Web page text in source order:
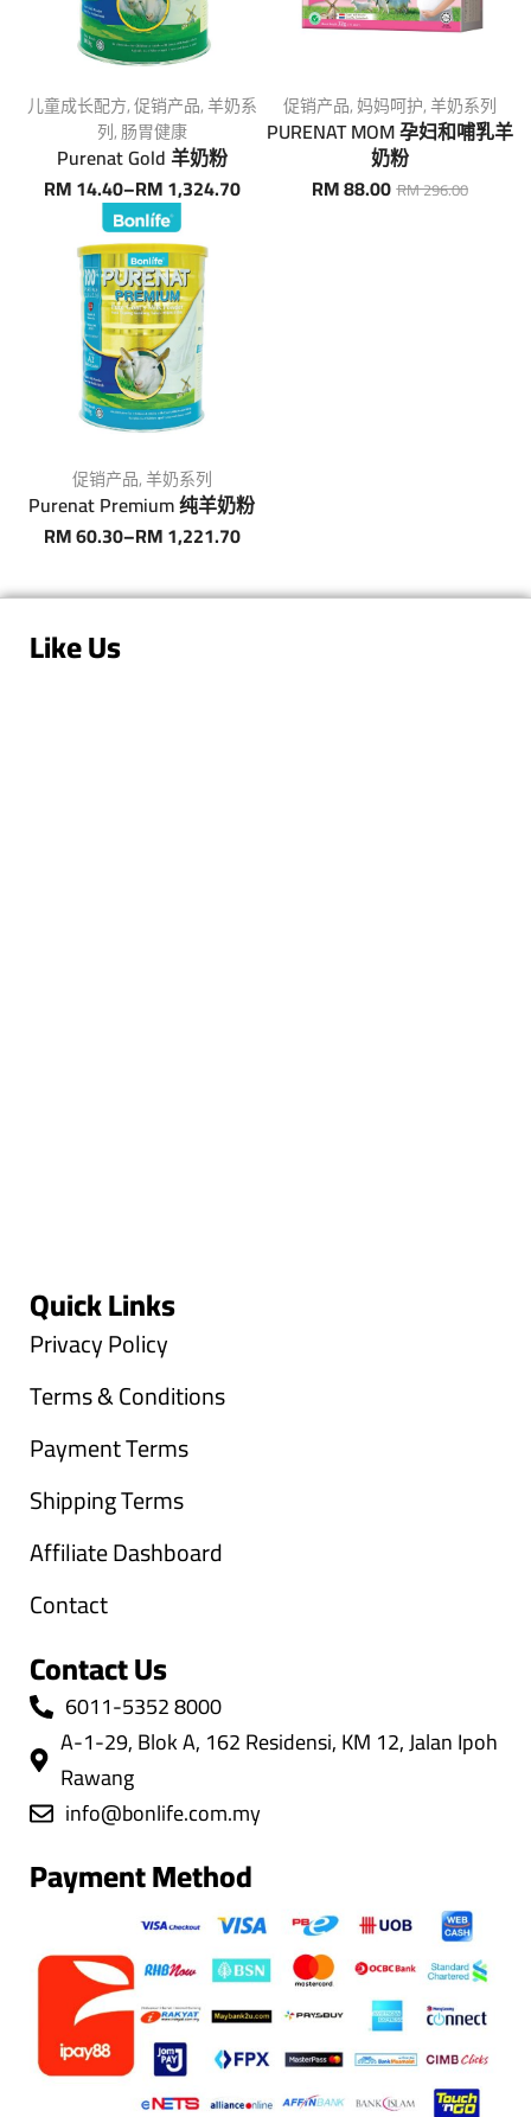
儿童成长配方,促销产品,羊奶系
列,肠胃健康
Purenat Gold 羊奶粉
RM14.40–RM1,324.70
促销产品,妈妈呵护,羊奶系列
PURENAT MOM 孕妇和哺乳羊
奶粉
RM296.00
RM88.00
促销产品,羊奶系列
Purenat Premium 纯羊奶粉
RM60.30–RM1,221.70
Like Us
Quick Links
Privacy Policy
Terms & Conditions
Payment Terms
Shipping Terms
Affiliate Dashboard
Contact
Contact Us
6011-5352 8000
A-1-29, Blok A, 162 Residensi, KM 12, Jalan Ipoh
Rawang
info@bonlife.com.my
Payment Method